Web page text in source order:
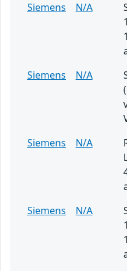
Siemens
N/A
Siemens
N/A
Siemens
N/A
Siemens
N/A